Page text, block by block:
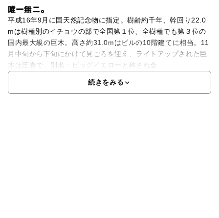
唯一無二。
平成16年9月に国天然記念物に指定。樹齢約千年、幹回り22.0
mは樹種別のイチョウの部で全国第１位、全樹種でも第３位の
国内最大級の巨木。高さ約31.0mはビルの10階建てに相当。11
月中旬から下旬にかけて見ごろを迎え、ライトアップされた巨
木は圧巻で、別名・ビッグイエローと称され全
続きをみる